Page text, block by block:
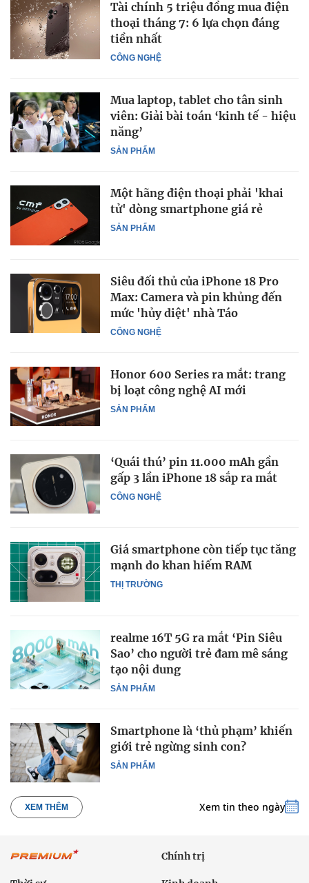
CÔNG NGHỆ
Tài chính 5 triệu đồng mua điện
thoại tháng 7: 6 lựa chọn đáng
tiền nhất
SẢN PHẨM
Mua laptop, tablet cho tân sinh
viên: Giải bài toán ‘kinh tế - hiệu
năng’
SẢN PHẨM
Một hãng điện thoại phải 'khai
tử' dòng smartphone giá rẻ
CÔNG NGHỆ
Siêu đối thủ của iPhone 18 Pro
Max: Camera và pin khủng đến
mức 'hủy diệt' nhà Táo
SẢN PHẨM
Honor 600 Series ra mắt: trang
bị loạt công nghệ AI mới
CÔNG NGHỆ
‘Quái thú’ pin 11.000 mAh gần
gấp 3 lần iPhone 18 sắp ra mắt
THỊ TRƯỜNG
Giá smartphone còn tiếp tục tăng
mạnh do khan hiếm RAM
SẢN PHẨM
realme 16T 5G ra mắt ‘Pin Siêu
Sao’ cho người trẻ đam mê sáng
tạo nội dung
SẢN PHẨM
Smartphone là ‘thủ phạm’ khiến
giới trẻ ngừng sinh con?
XEM THÊM Xem tin theo ngày
Chính trị